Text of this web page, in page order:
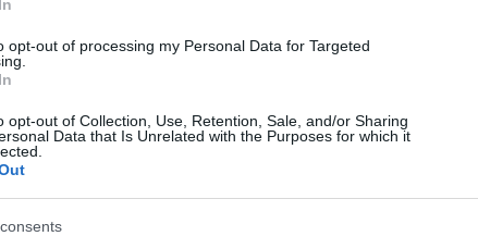
opt-out of processing my Personal Data for Targeted
opt-out of Collection, Use, Retention, Sale, and/or Sharing
Data that Is Unrelated with the Purposes for which it
JÁMBORANDRÁS
2012. 05. 19.
SZAKSZERVEZETI ÉLŐLÁNC A PARLAMENT ELÖTT
Ma 4 nagy szakszervezeti konföderáció tüntetett a
parlament előtt, langyos kezdéssel, de elindult a forró
ősz! Tíz óra körül még csak pár száz ember lézengett a
Kossuth téren, de 11-kor már majdnem teljes